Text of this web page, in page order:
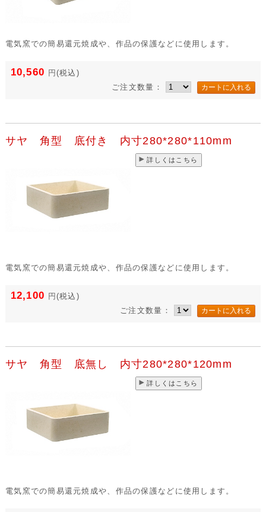
電気窯での簡易還元焼成や、作品の保護などに使用します。
10,560 円 (税込)
ご注文数量：
サヤ 角型 底付き 内寸280*280*110mm
詳しくはこちら
電気窯での簡易還元焼成や、作品の保護などに使用します。
12,100 円 (税込)
ご注文数量：
サヤ 角型 底無し 内寸280*280*120mm
詳しくはこちら
電気窯での簡易還元焼成や、作品の保護などに使用します。